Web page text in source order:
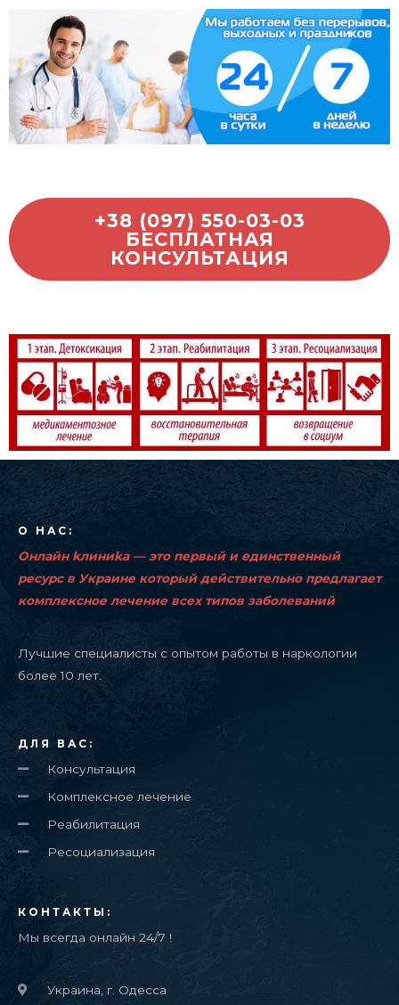
+38 (097) 550-03-03
БЕСПЛАТНАЯ
КОНСУЛЬТАЦИЯ
О НАС:
Oнлaйн kлиниkа — это первый и единственный
ресурс в Украине который действительно предлагает
комплексное лeчeниe всех типов заболеваний
Лучшие специалисты с опытом работы в наркологии
более 10 лет.
ДЛЯ ВАС:
Консультация
Комплексное лечение
Реабилитация
Ресоциализация
КОНТАКТЫ:
Мы всегда онлайн 24/7 !
Украина, г. Одесса